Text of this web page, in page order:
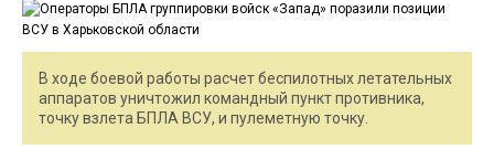
В ходе боевой работы расчет беспилотных летательных
аппаратов уничтожил командный пункт противника,
точку взлета БПЛА ВСУ, и пулеметную точку.